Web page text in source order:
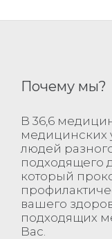
Почему мы?
В 36,6
медицинских
людей
подходящего
который
вашего
подходящих
Вас.